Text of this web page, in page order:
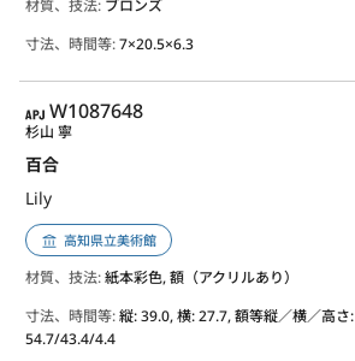
材質、技法: ブロンズ
寸法、時間等:7×20.5×6.3
APJ
W1087648
百合
Lily
杉山 寧
高知県立美術館
材質、技法:紙本彩色, 額（アクリルあり）
寸法、時間等:縦: 39.0, 横: 27.7, 額等縦／横／高さ:
54.7/43.4/4.4